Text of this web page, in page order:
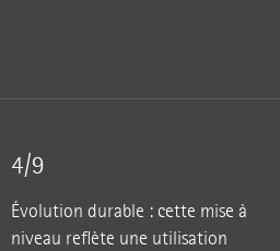
4/9
Évolution durable : cette mise à
niveau reflète une utilisation